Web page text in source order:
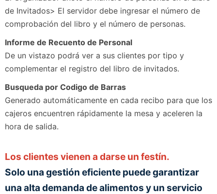
de Invitados> El servidor debe ingresar el número de
comprobación del libro y el número de personas.
Informe de Recuento de Personal
De un vistazo podrá ver a sus clientes por tipo y
complementar el registro del libro de invitados.
Busqueda por Codigo de Barras
Generado automáticamente en cada recibo para que los
cajeros encuentren rápidamente la mesa y aceleren la
hora de salida.
Los clientes vienen a darse un festín.
Solo una gestión eficiente puede garantizar
una alta demanda de alimentos y un servicio